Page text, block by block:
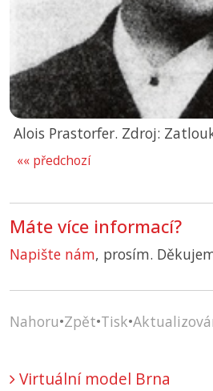
Alois Prastorfer. Zdroj:
«« předchozí
Máte více informací?
Napište nám, prosím.
Nahoru•Zpět•Tisk•
Virtuální model Brna